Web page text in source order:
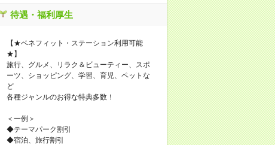
待遇・福利厚生
【★ベネフィット・ステーション利用可能
★】
旅行、グルメ、リラク＆ビューティー、スポ
ーツ、ショッピング、学習、育児、ペットな
ど
各種ジャンルのお得な特典多数！
＜一例＞
◆テーマパーク割引
◆宿泊、旅行割引